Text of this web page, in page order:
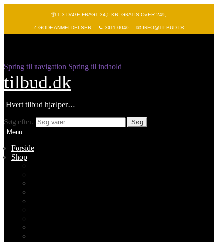
📦 1-3 DAGE FRAGT 34,5 KR. GRATIS OVER 249,-
⭐-GODE ANMELDELSER 📞 3011 0040 📧 INFO@TILBUD.DK
Spring til navigation Spring til indhold
tilbud.dk
Hvert tilbud hjælper…
Søg efter:
Søg
Menu
Forside
Shop